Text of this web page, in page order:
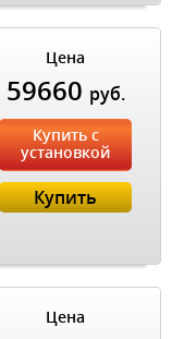
Цена
59660 руб.
Купить с
установкой
Купить
Цена